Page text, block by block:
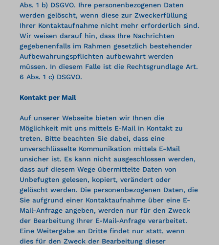
Abs. 1 b) DSGVO. Ihre personenbezogenen Daten
werden gelöscht, wenn diese zur Zweckerfüllung
Ihrer Kontaktaufnahme nicht mehr erforderlich sind.
Wir weisen darauf hin, dass Ihre Nachrichten
gegebenenfalls im Rahmen gesetzlich bestehender
Aufbewahrungspflichten aufbewahrt werden
müssen. In diesem Falle ist die Rechtsgrundlage Art.
6 Abs. 1 c) DSGVO.
Kontakt per Mail
Auf unserer Webseite bieten wir Ihnen die
Möglichkeit mit uns mittels E-Mail in Kontakt zu
treten. Bitte beachten Sie dabei, dass eine
unverschlüsselte Kommunikation mittels E-Mail
unsicher ist. Es kann nicht ausgeschlossen werden,
dass auf diesem Wege übermittelte Daten von
Unbefugten gelesen, kopiert, verändert oder
gelöscht werden. Die personenbezogenen Daten, die
Sie aufgrund einer Kontaktaufnahme über eine E-
Mail-Anfrage angeben, werden nur für den Zweck
der Bearbeitung Ihrer E-Mail-Anfrage verarbeitet.
Eine Weitergabe an Dritte findet nur statt, wenn
dies für den Zweck der Bearbeitung dieser